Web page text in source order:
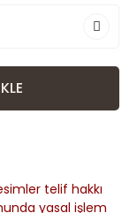
telif hakkı
yasal işlem